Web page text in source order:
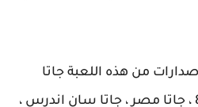
من هذه اللعبة جاتا
وهى جاتا 5 ، جاتا 7 ، جاتا 8 ، جاتا مصر ، جاتا سان اندرس ،